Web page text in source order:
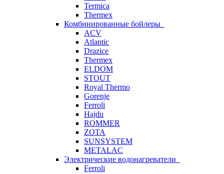
Termica
Thermex
Комбинированные бойлеры
ACV
Atlantic
Drazice
Thermex
ELDOM
STOUT
Royal Thermo
Gorenje
Ferroli
Hajdu
ROMMER
ZOTA
SUNSYSTEM
METALAC
Электрические водонагреватели
Ferroli